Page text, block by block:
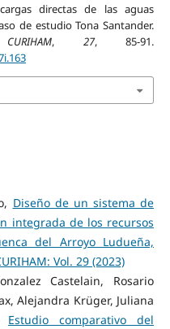
directas de las aguas
de estudio Tona Santander.
, 27, 85-91.
Diseño de un sistema de
integrada de los recursos
del Arroyo Ludueña,
Vol. 29 (2023)
Castelain, Rosario
Alejandra Krüger, Juliana
Estudio comparativo del